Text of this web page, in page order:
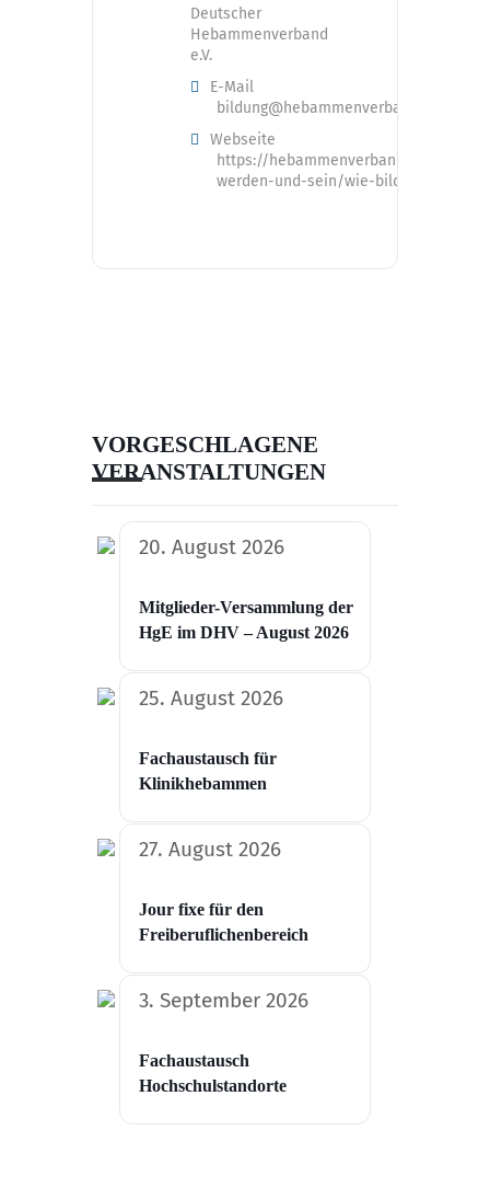
Deutscher
Hebammenverband
e.V.
E-Mail
bildung@hebammenverband.de
Webseite
https://hebammenverband.de/
werden-und-sein/wie-bilde-ich-mich-
VORGESCHLAGENE
VERANSTALTUNGEN
20. August 2026
Mitglieder-Versammlung der
HgE im DHV – August 2026
25. August 2026
Fachaustausch für
Klinikhebammen
27. August 2026
Jour fixe für den
Freiberuflichenbereich
3. September 2026
Fachaustausch
Hochschulstandorte